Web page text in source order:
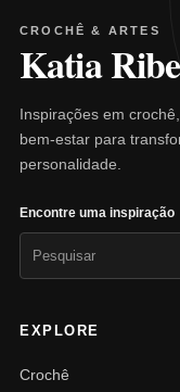
CROCHÊ & ARTES
Katia
Inspirações em
bem-estar para
personalidade.
Encontre uma inspiração
EXPLORE
Crochê